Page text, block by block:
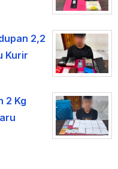
2,2
Kurir
2 Kg